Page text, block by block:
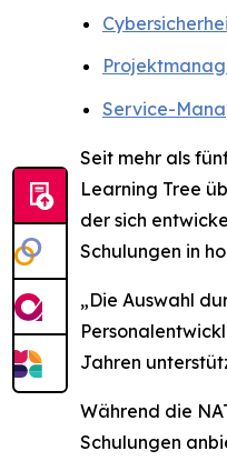
Service-
Seit mehr als
Learning Tree
der sich
Schulungen in
„Die Auswahl
Jahren
Während die
Schulungen